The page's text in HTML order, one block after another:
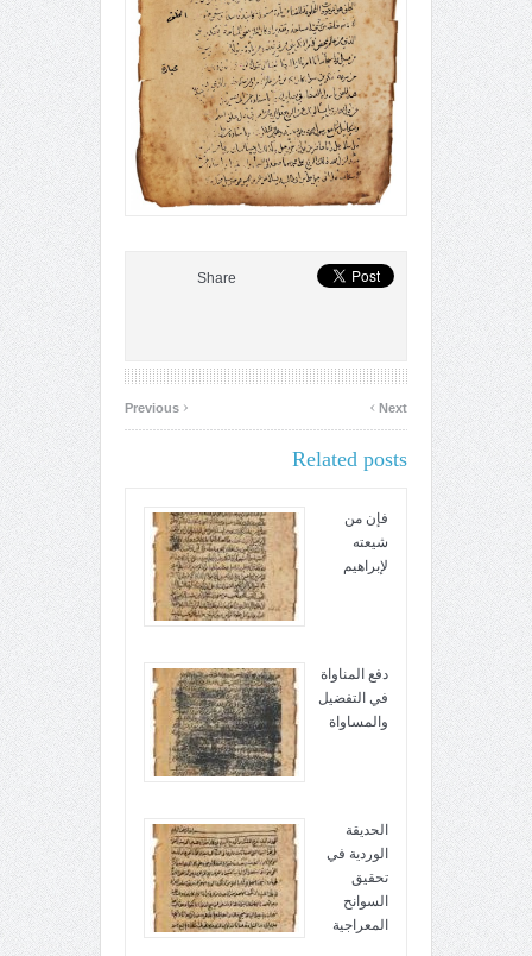
Share
‹ Next
›
Related posts
فإن من
شيعته
لإبراهيم
دفع المناواة
في التفضيل
والمساواة
الحديقة
الوردية في
تحقيق
السوانح
المعراجية